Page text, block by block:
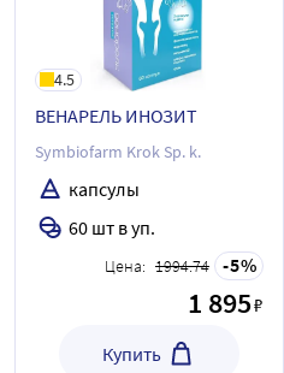
4.5
ВЕНАРЕЛЬ ИНОЗИТ
Symbiofarm Krok Sp. k.
капсулы
60 шт в уп.
Цена: 1994.74 5
1 895₽
Купить